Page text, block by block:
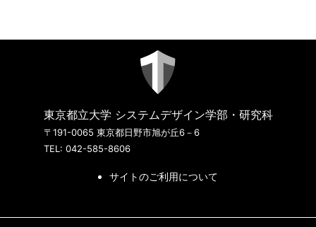
東京都立大学 システムデザイン学部・研究科
〒191-0065 東京都日野市旭が丘6－6
TEL: 042-585-8606
サイトのご利用について